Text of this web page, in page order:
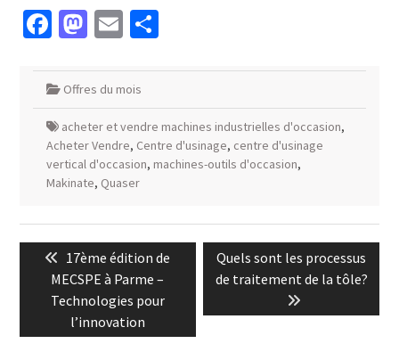
Facebook
Mastodon
EmailPartager
Offres du mois
acheter et vendre machines industrielles d'occasion,
Acheter Vendre, Centre d'usinage, centre d'usinage
vertical d'occasion, machines-outils d'occasion,
Makinate, Quaser
Navigation
l’article
Previous
post:
17ème édition de
MECSPE à Parme –
Technologies pour
l’innovation
Next
post:
Quels sont les processus
de traitement de la tôle?